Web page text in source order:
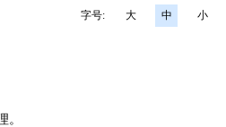
字号: 大 中 小